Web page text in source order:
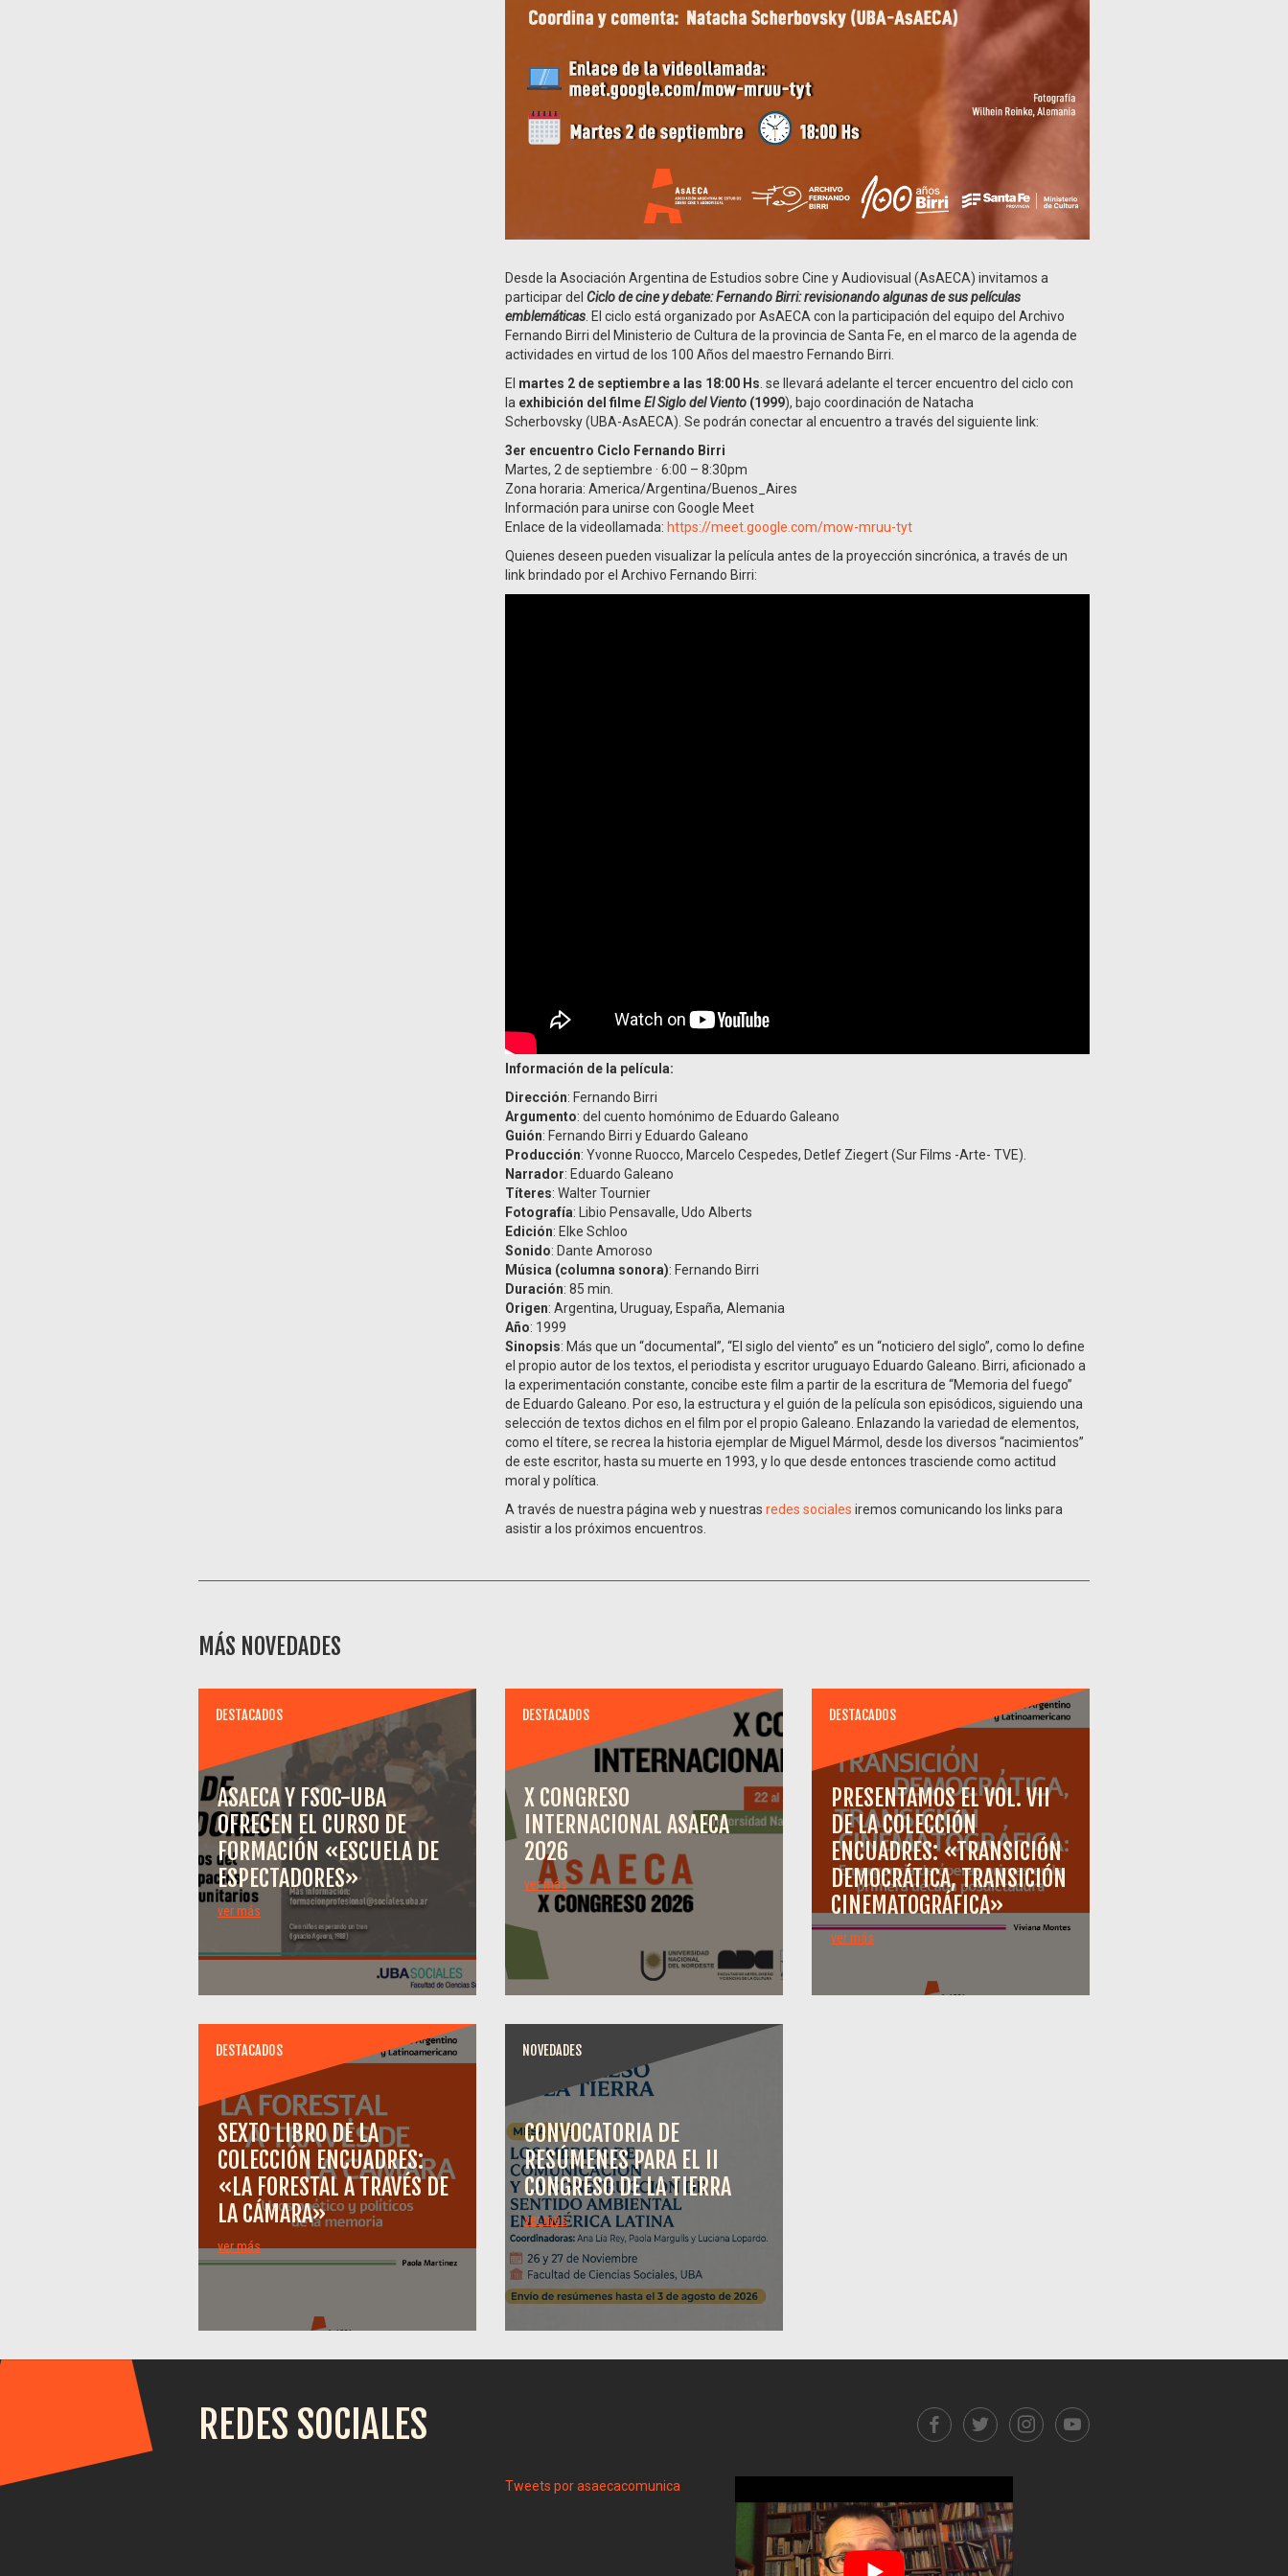
Desde la Asociación Argentina de Estudios sobre Cine y Audiovisual (AsAECA) invitamos a
participar del Ciclo de cine y debate: Fernando Birri: revisionando algunas de sus películas
emblemáticas. El ciclo está organizado por AsAECA con la participación del equipo del Archivo
Fernando Birri del Ministerio de Cultura de la provincia de Santa Fe, en el marco de la agenda de
actividades en virtud de los 100 Años del maestro Fernando Birri.
El martes 2 de septiembre a las 18:00 Hs. se llevará adelante el tercer encuentro del ciclo con
la exhibición del filmeEl Siglo del Viento(1999), bajo coordinación de Natacha
Scherbovsky (UBA-AsAECA). Se podrán conectar al encuentro a través del siguiente link:
3er encuentro Ciclo Fernando Birri
Martes, 2 de septiembre · 6:00 – 8:30pm
Zona horaria: America/Argentina/Buenos_Aires
Información para unirse con Google Meet
Enlace de la videollamada: https://meet.google.com/mow-mruu-tyt
Quienes deseen pueden visualizar la película antes de la proyección sincrónica, a través de un
link brindado por el Archivo Fernando Birri:
Información de la película:
Dirección: Fernando Birri
Argumento: del cuento homónimo de Eduardo Galeano
Guión: Fernando Birri y Eduardo Galeano
Producción: Yvonne Ruocco, Marcelo Cespedes, Detlef Ziegert (Sur Films -Arte- TVE).
Narrador: Eduardo Galeano
Títeres: Walter Tournier
Fotografía: Libio Pensavalle, Udo Alberts
Edición: Elke Schloo
Sonido: Dante Amoroso
Música (columna sonora): Fernando Birri
Duración: 85 min.
Origen: Argentina, Uruguay, España, Alemania
Año: 1999
Sinopsis: Más que un “documental”, “El siglo del viento” es un “noticiero del siglo”, como lo define
el propio autor de los textos, el periodista y escritor uruguayo Eduardo Galeano. Birri, aficionado a
la experimentación constante, concibe este film a partir de la escritura de “Memoria del fuego”
de Eduardo Galeano. Por eso, la estructura y el guión de la película son episódicos, siguiendo una
selección de textos dichos en el film por el propio Galeano. Enlazando la variedad de elementos,
como el títere, se recrea la historia ejemplar de Miguel Mármol, desde los diversos “nacimientos”
de este escritor, hasta su muerte en 1993, y lo que desde entonces trasciende como actitud
moral y política.
A través de nuestra página web y nuestras redes sociales iremos comunicando los links para
asistir a los próximos encuentros.
MÁS NOVEDADES
DESTACADOS
ASAECA Y FSOC-UBA
OFRECEN EL CURSO DE
FORMACIÓN «ESCUELA DE
ESPECTADORES»
ver más
DESTACADOS
X CONGRESO
INTERNACIONAL ASAECA
2026
ver más
DESTACADOS
PRESENTAMOS EL VOL. VII
DE LA COLECCIÓN
ENCUADRES: «TRANSICIÓN
DEMOCRÁTICA, TRANSICIÓN
CINEMATOGRÁFICA»
ver más
DESTACADOS
SEXTO LIBRO DE LA
COLECCIÓN ENCUADRES:
«LA FORESTAL A TRAVÉS DE
LA CÁMARA»
ver más
NOVEDADES
CONVOCATORIA DE
RESÚMENES PARA EL II
CONGRESO DE LA TIERRA
ver más
REDES SOCIALES
Tweets por asaecacomunica